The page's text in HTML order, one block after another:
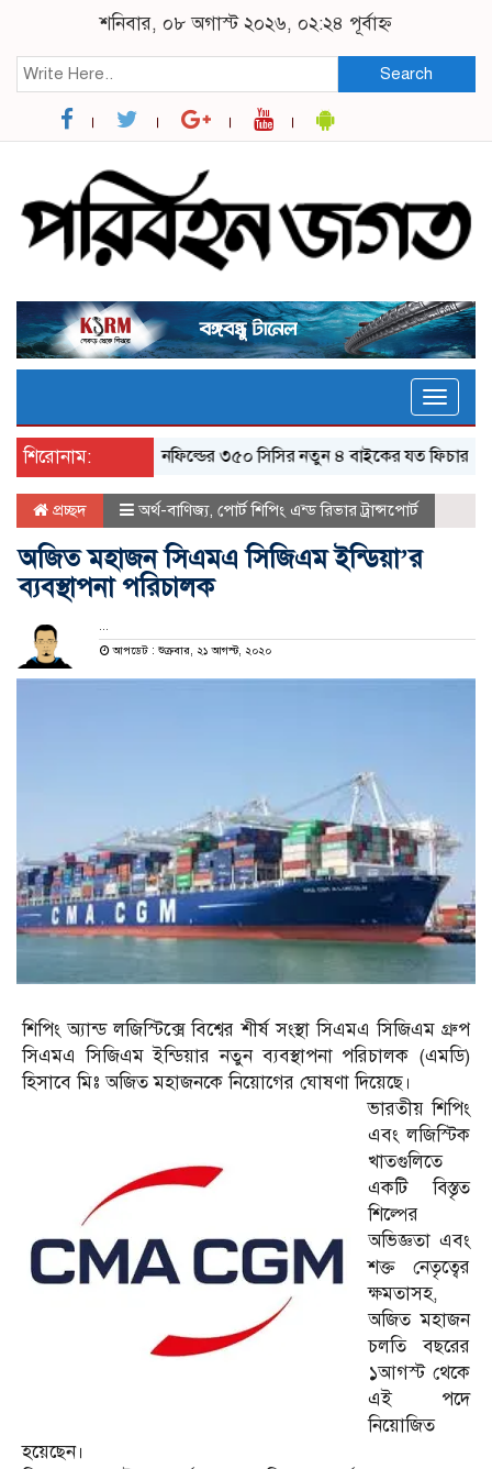
শনিবার, ০৮ অগাস্ট ২০২৬, ০২:২৪ পূর্বাহ্ন
Search
Toggle
শিরোনাম:র‌য়্যাল এনফিল্ডের ৩৫০ সিসির নতুন ৪ বাইকের যত ফিচার
প্রচ্ছদ অর্থ-বাণিজ্য, পোর্ট শিপিং এন্ড রিভার ট্রান্সপোর্ট
অজিত মহাজন সিএমএ সিজিএম ইন্ডিয়া’র
ব্যবস্থাপনা পরিচালক
...
আপডেট : শুক্রবার, ২১ আগস্ট, ২০২০
শিপিং অ্যান্ড লজিস্টিক্সে বিশ্বের শীর্ষ সংস্থা সিএমএ সিজিএম গ্রুপ
সিএমএ সিজিএম ইন্ডিয়ার নতুন ব্যবস্থাপনা পরিচালক (এমডি)
হিসাবে মিঃ অজিত মহাজনকে নিয়োগের ঘোষণা দিয়েছে।
ভারতীয় শিপিং
এবং লজিস্টিক
খাতগুলিতে
একটি বিস্তৃত
শিল্পের
অভিজ্ঞতা এবং
শক্ত নেতৃত্বের
ক্ষমতাসহ,
অজিত মহাজন
চলতি বছরের
১আগস্ট থেকে
এই পদে
নিয়োজিত
হয়েছেন।